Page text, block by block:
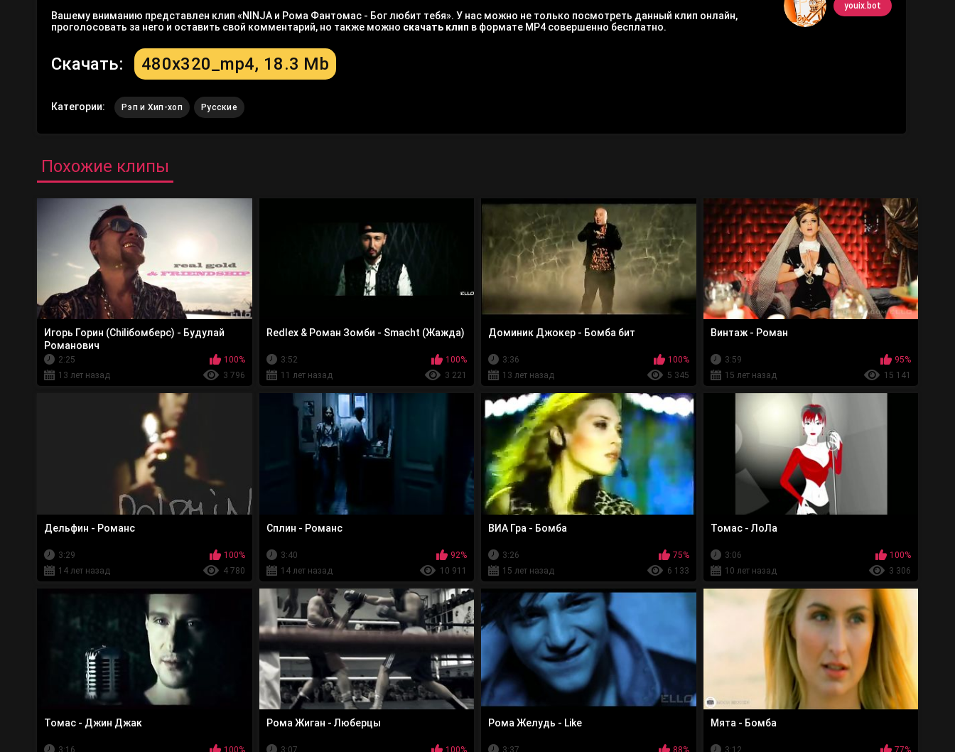
youix.bot
Вашему вниманию представлен клип «NINJA и Рома Фантомас - Бог любит тебя». У нас можно не только посмотреть данный клип онлайн,
проголосовать за него и оставить свой комментарий, но также можно скачать клип в формате MP4 совершенно бесплатно.
Скачать: 480x320_mp4, 18.3 Mb
Категории: Рэп и Хип-хоп Русские
Похожие клипы
Игорь Горин (Сhiliбомберс) - Будулай
Романович
2:25
100%
13 лет назад
3 796
Redlex & Роман Зомби - Smacht (Жажда)
3:52
100%
11 лет назад
3 221
Доминик Джокер - Бомба бит
3:36
100%
13 лет назад
5 345
Винтаж - Роман
3:59
95%
15 лет назад
15 141
Дельфин - Романс
3:29
100%
14 лет назад
4 780
Сплин - Романс
3:40
92%
14 лет назад
10 911
ВИА Гра - Бомба
3:26
75%
15 лет назад
6 133
Томас - ЛоЛа
3:06
100%
10 лет назад
3 306
Томас - Джин Джак
3:16 100%
Рома Жиган - Люберцы
3:07 100%
Рома Желудь - Like
3:37 88%
Мята - Бомба
3:12 77%